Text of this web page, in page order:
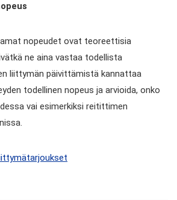
nopeudet ovat teoreettisia
ne aina vastaa todellista
liittymän päivittämistä kannattaa
todellinen nopeus ja arvioida, onko
vai esimerkiksi reitittimen